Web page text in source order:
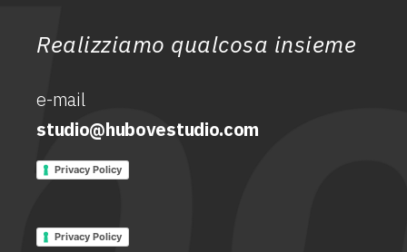
Realizziamo qualcosa insieme
e-mail
studio@hubovestudio.com
Privacy Policy
Privacy Policy